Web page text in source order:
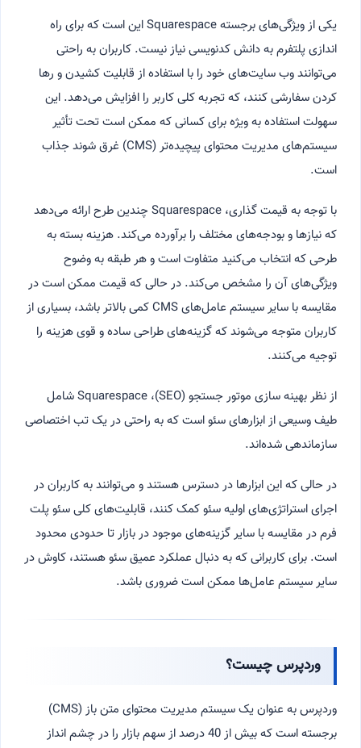
یکی از ویژگی‌های برجسته Squarespace این است که برای راه
اندازی پلتفرم به دانش کدنویسی نیاز نیست. کاربران به راحتی
می‌توانند وب سایت‌های خود را با استفاده از قابلیت کشیدن و رها
کردن سفارشی کنند، که تجربه کلی کاربر را افزایش می‌دهد. این
سهولت استفاده به ویژه برای کسانی که ممکن است تحت تأثیر
سیستم‌های مدیریت محتوای پیچیده‌تر (CMS) غرق شوند جذاب
است.
با توجه به قیمت گذاری، Squarespace چندین طرح ارائه می‌دهد
که نیازها و بودجه‌های مختلف را برآورده می‌کند. هزینه بسته به
طرحی که انتخاب می‌کنید متفاوت است و هر طبقه به وضوح
ویژگی‌های آن را مشخص می‌کند. در حالی که قیمت ممکن است در
مقایسه با سایر سیستم عامل‌های CMS کمی بالاتر باشد، بسیاری از
کاربران متوجه می‌شوند که گزینه‌های طراحی ساده و قوی هزینه را
توجیه می‌کنند.
از نظر بهینه سازی موتور جستجو (SEO)، Squarespace شامل
طیف وسیعی از ابزارهای سئو است که به راحتی در یک تب اختصاصی
سازماندهی شده‌اند.
در حالی که این ابزارها در دسترس هستند و می‌توانند به کاربران در
اجرای استراتژی‌های اولیه سئو کمک کنند، قابلیت‌های کلی سئو پلت
فرم در مقایسه با سایر گزینه‌های موجود در بازار تا حدودی محدود
است. برای کاربرانی که به دنبال عملکرد عمیق سئو هستند، کاوش در
سایر سیستم عامل‌ها ممکن است ضروری باشد.
وردپرس چیست؟
وردپرس به عنوان یک سیستم مدیریت محتوای متن باز (CMS)
برجسته است که بیش از 40 درصد از سهم بازار را در چشم انداز